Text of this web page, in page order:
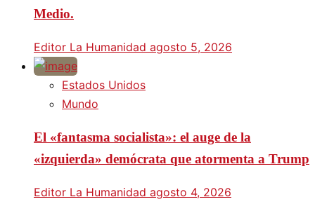
Medio.
Editor La Humanidad agosto 5, 2026
Estados Unidos
Mundo
El «fantasma socialista»: el auge de la
«izquierda» demócrata que atormenta a Trump
Editor La Humanidad agosto 4, 2026